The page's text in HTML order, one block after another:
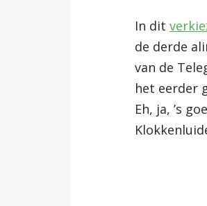
In dit
de derde
van de
het eerder
Eh, ja, ’s